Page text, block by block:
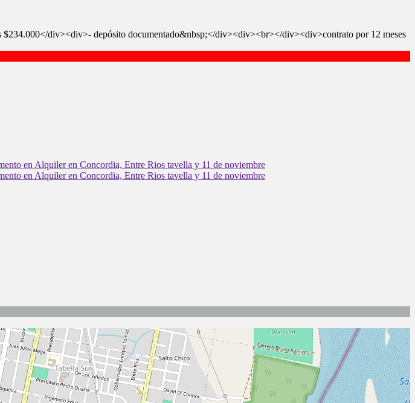
div><div>- depósito documentado&nbsp;</div><div><br></div><div>contrato por 12 meses